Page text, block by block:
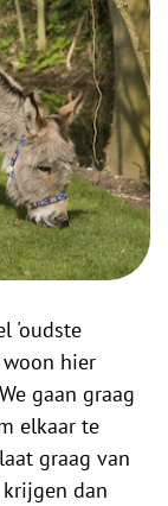
'oudste
woon hier
gaan graag
elkaar te
graag van
dan